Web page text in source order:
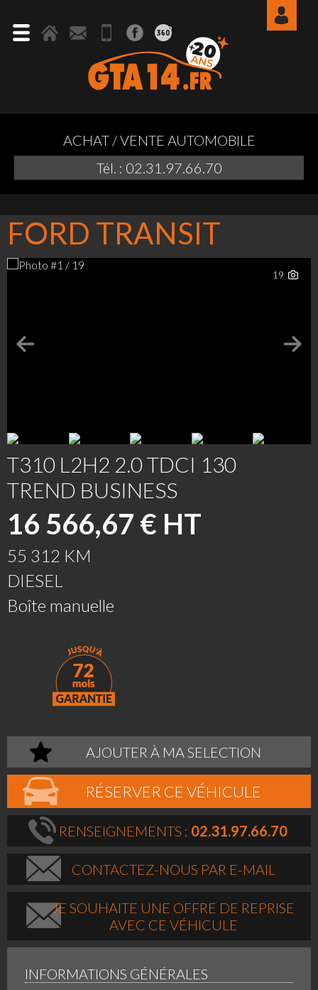
ACHAT / VENTE AUTOMOBILE
Tél. : 02.31.97.66.70
FORD TRANSIT
19
T310 L2H2 2.0 TDCI 130
TREND BUSINESS
16 566,67 € HT
55 312 KM
DIESEL
Boîte manuelle
AJOUTER À MA SELECTION
RÉSERVER CE VÉHICULE
RENSEIGNEMENTS : 02.31.97.66.70
CONTACTEZ-NOUS PAR E-MAIL
JE SOUHAITE UNE OFFRE DE REPRISE
AVEC CE VÉHICULE
INFORMATIONS GÉNÉRALES